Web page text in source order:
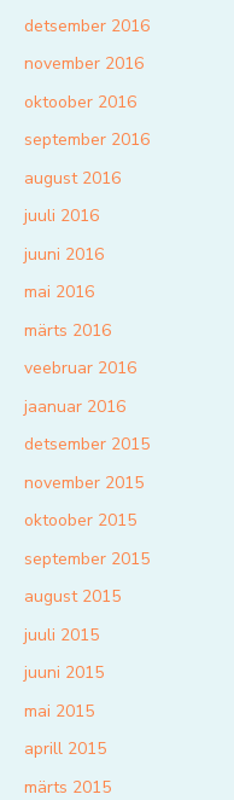
detsember 2016
november 2016
oktoober 2016
september 2016
august 2016
juuli 2016
juuni 2016
mai 2016
märts 2016
veebruar 2016
jaanuar 2016
detsember 2015
november 2015
oktoober 2015
september 2015
august 2015
juuli 2015
juuni 2015
mai 2015
aprill 2015
märts 2015